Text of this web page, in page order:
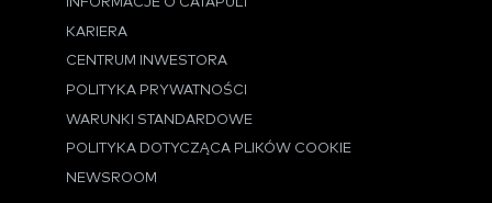
INFORMACJE O CATAPULT
KARIERA
CENTRUM INWESTORA
POLITYKA PRYWATNOŚCI
WARUNKI STANDARDOWE
POLITYKA DOTYCZĄCA PLIKÓW COOKIE
NEWSROOM